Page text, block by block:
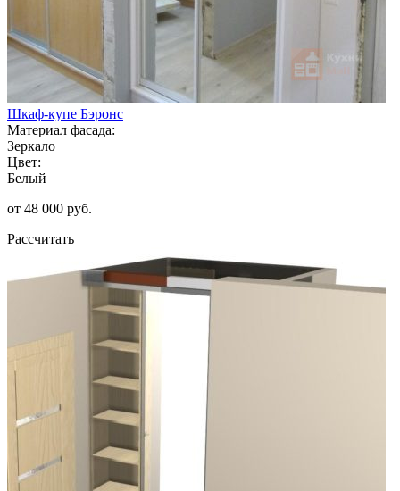
Шкаф-купе Бэронс
Материал фасада:
Зеркало
Цвет:
Белый
от 48 000 руб.
Рассчитать